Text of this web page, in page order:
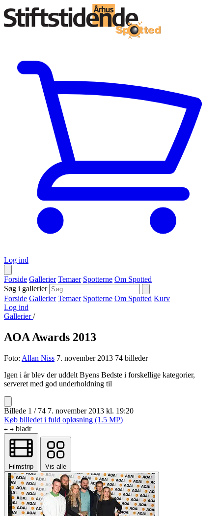
Log ind
Forside Gallerier Temaer Spotterne Om Spotted
Søg i gallerier
Forside Gallerier Temaer Spotterne Om Spotted Kurv
Log ind
Gallerier/
AOA Awards 2013
Foto: Allan Niss 7. november 2013 74 billeder
Igen i år blev der uddelt Byens Bedste i forskellige kategorier,
serveret med god underholdning til
Billede 1 / 74 7. november 2013 kl. 19:20
Køb billedet i fuld opløsning (1.5 MP)
← → bladr
Filmstrip Vis alle